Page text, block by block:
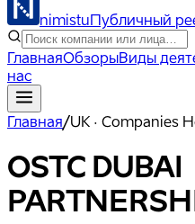
nimistuПубличный
ГлавнаяОбзорыВиды
нас
Главная/UK · Companies
OSTC DUBAI